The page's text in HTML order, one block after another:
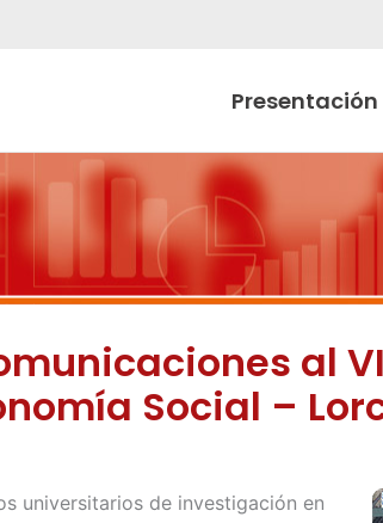
Presentación
al
Social –
universitarios de investigación en